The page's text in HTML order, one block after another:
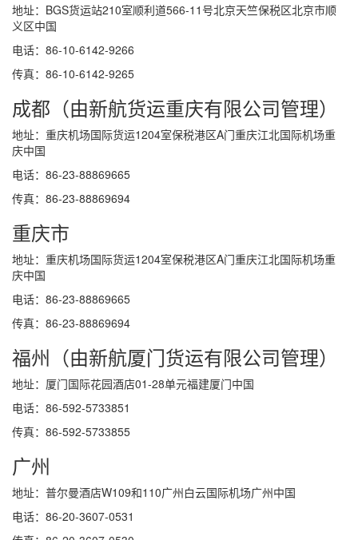
地址：BGS货运站210室顺利道566-11号北京天竺保税区北京市顺
义区中国
电话：86-10-6142-9266
传真：86-10-6142-9265
成都（由新航货运重庆有限公司管理）
地址：重庆机场国际货运1204室保税港区A门重庆江北国际机场重
庆中国
电话：86-23-88869665
传真：86-23-88869694
重庆市
地址：重庆机场国际货运1204室保税港区A门重庆江北国际机场重
庆中国
电话：86-23-88869665
传真：86-23-88869694
福州（由新航厦门货运有限公司管理）
地址：厦门国际花园酒店01-28单元福建厦门中国
电话：86-592-5733851
传真：86-592-5733855
广州
地址：普尔曼酒店W109和110广州白云国际机场广州中国
电话：86-20-3607-0531